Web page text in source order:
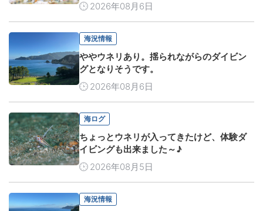
2026年08月6日
海況情報
ややウネリあり。揺られながらのダイビン
グとなりそうです。
2026年08月6日
海ログ
ちょっとウネリが入ってきたけど、体験ダ
イビングも出来ました～♪
2026年08月5日
海況情報